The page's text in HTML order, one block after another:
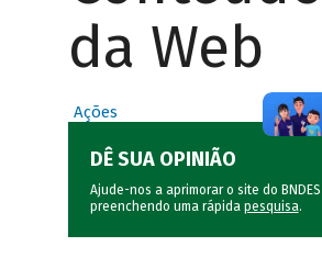
da Web
Ações
DÊ SUA OPINIÃO
Ajude-nos a aprimorar o site do BNDES
preenchendo uma rápida pesquisa.